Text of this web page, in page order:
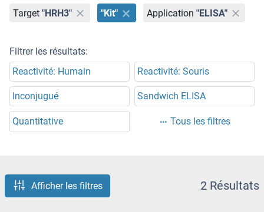
Target "HRH3" "Kit" Application "ELISA"
Filtrer les résultats:
Reactivité: Humain
Reactivité: Souris
Inconjugué Sandwich ELISA
Quantitative Tous les filtres
Afficher les filtres 2 Résultats